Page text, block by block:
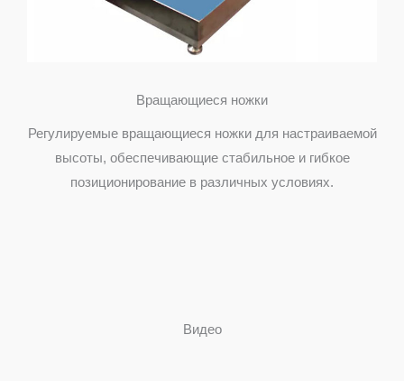
Вращающиеся ножки
Регулируемые вращающиеся ножки для настраиваемой
высоты, обеспечивающие стабильное и гибкое
позиционирование в различных условиях.
Видео